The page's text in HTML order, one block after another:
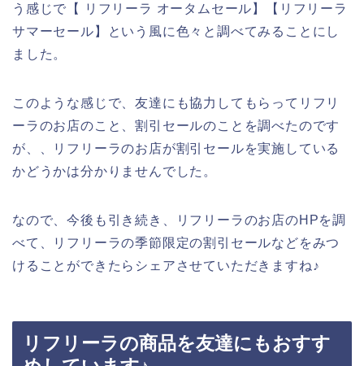
う感じで【 リフリーラ オータムセール】【リフリーラ
サマーセール】という風に色々と調べてみることにし
ました。
このような感じで、友達にも協力してもらってリフリ
ーラのお店のこと、割引セールのことを調べたのです
が、、リフリーラのお店が割引セールを実施している
かどうかは分かりませんでした。
なので、今後も引き続き、リフリーラのお店のHPを調
べて、リフリーラの季節限定の割引セールなどをみつ
けることができたらシェアさせていただきますね♪
リフリーラの商品を友達にもおすす